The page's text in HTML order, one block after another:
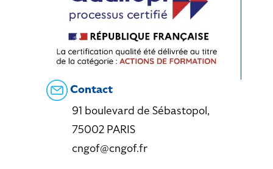
Contact
91 boulevard de Sébastopol,
75002 PARIS
cngof@cngof.fr